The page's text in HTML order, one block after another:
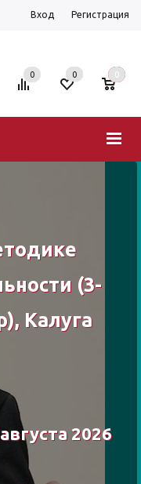
Вход Регистрация
0 0 0
(3-
Калуга
2026